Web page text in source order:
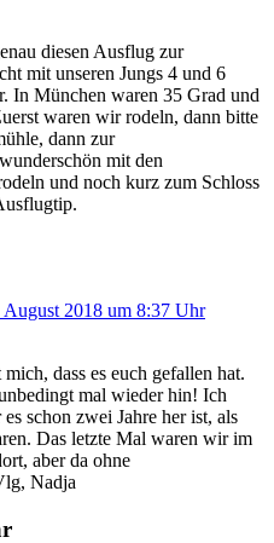
diesen Ausflug zur
mit unseren Jungs 4 und 6
In München waren 35 Grad und
waren wir rodeln, dann bitte
dann zur
mit den
und noch kurz zum Schloss
August 2018 um 8:37 Uhr
dass es euch gefallen hat.
mal wieder hin! Ich
schon zwei Jahre her ist, als
Das letzte Mal waren wir im
aber da ohne
Nadja